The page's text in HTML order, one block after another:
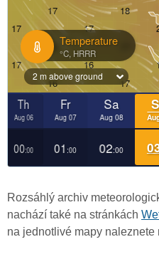
Rozsáhlý archiv
nachází také na stránkách
na jednotlivé mapy naleznete